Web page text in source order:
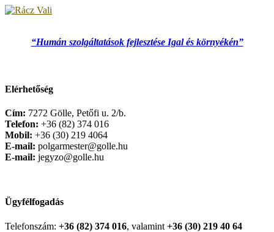
“Humán szolgáltatások fejlesztése Igal és környékén”
Elérhetőség
Cím: 7272 Gölle, Petőfi u. 2/b.
Telefon: +36 (82) 374 016
Mobil: +36 (30) 219 4064
E-mail: polgarmester@golle.hu
E-mail: jegyzo@golle.hu
Ügyfélfogadás
Telefonszám: +36 (82) 374 016, valamint +36 (30) 219 40 64